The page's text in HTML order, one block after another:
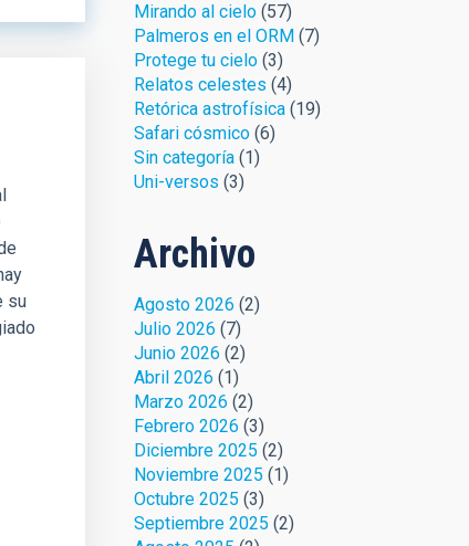
su
Mirando al cielo(57)
Palmeros en el ORM(7)
Protege tu cielo(3)
Relatos celestes (4)
Retórica astrofísica(19)
Safari cósmico(6)
Sin categoría(1)
Uni-versos (3)
Archivo
Agosto 2026 (2)
Julio 2026 (7)
Junio 2026 (2)
Abril 2026 (1)
Marzo 2026 (2)
Febrero 2026 (3)
Diciembre 2025 (2)
Noviembre 2025 (1)
Octubre 2025 (3)
Septiembre 2025 (2)